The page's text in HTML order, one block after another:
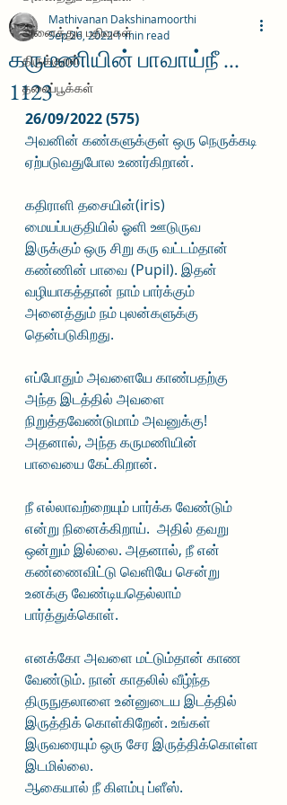
அனைத்துப் பதிவுகள்
திருக்குறள்
தலைப்பூக்கள்
கருமணியின் பாவாய்நீ ...
1123
Mathivanan Dakshinamoorthi
Sep 26, 2022 1 min read
26/09/2022 (575)
அவனின் கண்களுக்குள் ஒரு நெருக்கடி
ஏற்படுவதுபோல உணர்கிறான்.
கதிராளி தசையின்(iris)
மையப்பகுதியில் ஓளி ஊடுருவ
இருக்கும் ஒரு சிறு கரு வட்டம்தான்
கண்ணின் பாவை (Pupil). இதன்
வழியாகத்தான் நாம் பார்க்கும்
அனைத்தும் நம் புலன்களுக்கு
தென்படுகிறது.
எப்போதும் அவளையே காண்பதற்கு
அந்த இடத்தில் அவளை
நிறுத்தவேண்டுமாம் அவனுக்கு!
அதனால், அந்த கருமணியின்
பாவையை கேட்கிறான்.
நீ எல்லாவற்றையும் பார்க்க வேண்டும்
என்று நினைக்கிறாய்.  அதில் தவறு
ஒன்றும் இல்லை. அதனால், நீ என்
கண்ணைவிட்டு வெளியே சென்று
உனக்கு வேண்டியதெல்லாம்
பார்த்துக்கொள்.
எனக்கோ அவளை மட்டும்தான் காண
வேண்டும். நான் காதலில் வீழ்ந்த
திருநுதலாளை உன்னுடைய இடத்தில்
இருத்திக் கொள்கிறேன். உங்கள்
இருவரையும் ஒரு சேர இருத்திக்கொள்ள
இடமில்லை.
ஆகையால் நீ கிளம்பு ப்ளீஸ்.